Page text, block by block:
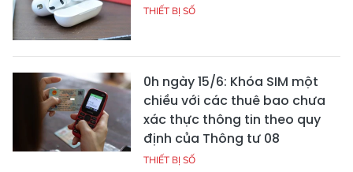
THIẾT BỊ SỐ
0h ngày 15/6: Khóa SIM một
chiều với các thuê bao chưa
xác thực thông tin theo quy
định của Thông tư 08
THIẾT BỊ SỐ